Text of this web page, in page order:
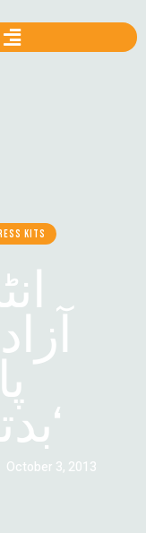
KITS
بدترین ملک‘
October 3, 2013